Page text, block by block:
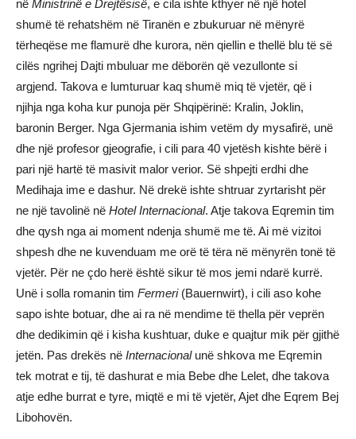
në Ministrinë e Drejtësisë, e cila ishte kthyer në një hotel
shumë të rehatshëm në Tiranën e zbukuruar në mënyrë
tërheqëse me flamurë dhe kurora, nën qiellin e thellë blu të së
cilës ngrihej Dajti mbuluar me dëborën që vezullonte si
argjend. Takova e lumturuar kaq shumë miq të vjetër, që i
njihja nga koha kur punoja për Shqipërinë: Kralin, Joklin,
baronin Berger. Nga Gjermania ishim vetëm dy mysafirë, unë
dhe një profesor gjeografie, i cili para 40 vjetësh kishte bërë i
pari një hartë të masivit malor verior. Së shpejti erdhi dhe
Medihaja ime e dashur. Në drekë ishte shtruar zyrtarisht për
ne një tavolinë në Hotel Internacional. Atje takova Eqremin tim
dhe qysh nga ai moment ndenja shumë me të. Ai më vizitoi
shpesh dhe ne kuvenduam me orë të tëra në mënyrën tonë të
vjetër. Për ne çdo herë është sikur të mos jemi ndarë kurrë.
Unë i solla romanin tim Fermeri(Bauernwirt), i cili aso kohe
sapo ishte botuar, dhe ai ra në mendime të thella për veprën
dhe dedikimin që i kisha kushtuar, duke e quajtur mik për gjithë
jetën. Pas drekës në Internacionalunë shkova me Eqremin
tek motrat e tij, të dashurat e mia Bebe dhe Lelet, dhe takova
atje edhe burrat e tyre, miqtë e mi të vjetër, Ajet dhe Eqrem Bej
Libohovën.